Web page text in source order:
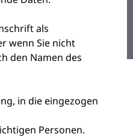
als
wenn Sie nicht
den Namen des
in die eingezogen
Personen.